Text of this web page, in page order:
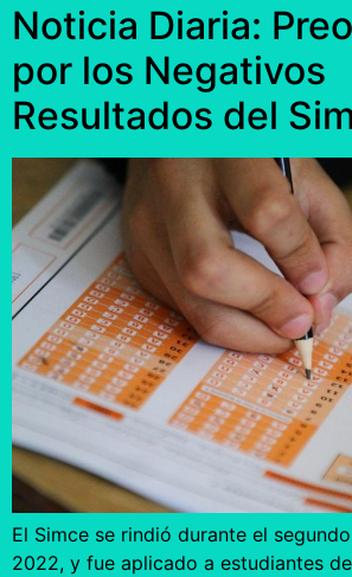
Noticia Diaria:
por los Negativos
Resultados del
El Simce se rindió durante el
2022, y fue aplicado a estudiantes